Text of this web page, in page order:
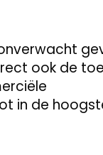
ook de
in de